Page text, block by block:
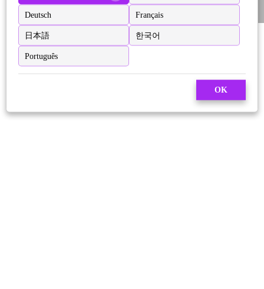
Deutsch Français
日本語 한국어
Português
OK